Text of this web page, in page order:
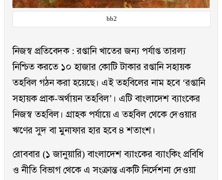
bb2
নিজস্ব প্রতিবেদক : রপ্তানি খাতের জন্য পর্যাপ্ত তারল্য
নিশ্চিত করতে ১০ হাজার কোটি টাকার রপ্তানি সহায়ক
তহবিল গঠন করা হয়েছে। এই তহবিলের নাম হবে ‘রপ্তানি
সহায়ক প্রাক-অর্থায়ন তহবিল’। এটি বাংলাদেশ ব্যাংকের
নিজস্ব তহবিল। গ্রাহক পর্যায়ে এ তহবিল থেকে দেওয়ার
ঋণের সুদ বা মুনাফার হার হবে ৪ শতাংশ।
রোববার (১ জানুয়ারি) বাংলাদেশ ব্যাংকের ব্যাংকিং প্রবিধি
ও নীতি বিভাগ থেকে এ সংক্রান্ত একটি নির্দেশনা দেওয়া